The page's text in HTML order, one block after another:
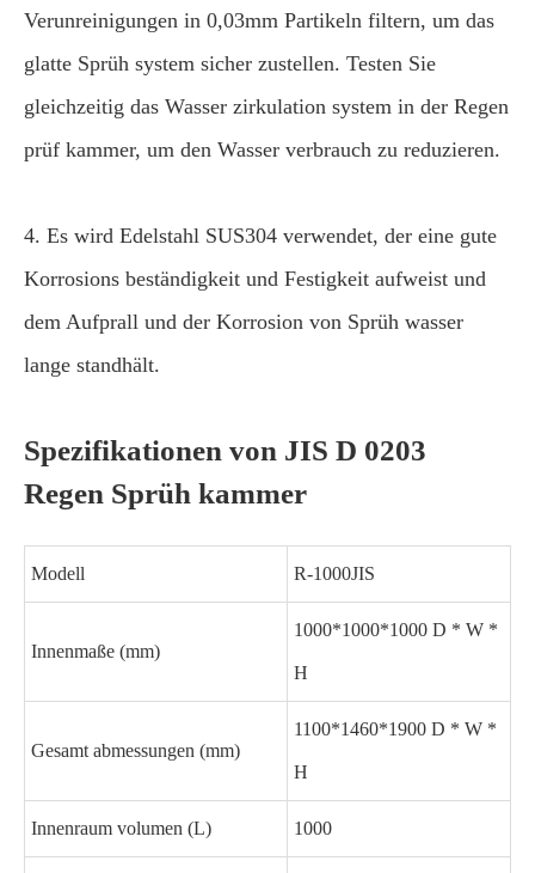
Verunreinigungen in 0,03mm Partikeln filtern, um das
glatte Sprüh system sicher zustellen. Testen Sie
gleichzeitig das Wasser zirkulation system in der Regen
prüf kammer, um den Wasser verbrauch zu reduzieren.
4. Es wird Edelstahl SUS304 verwendet, der eine gute
Korrosions beständigkeit und Festigkeit aufweist und
dem Aufprall und der Korrosion von Sprüh wasser
lange standhält.
Spezifikationen von JIS D 0203
Regen Sprüh kammer
Modell R-1000JIS
Innenmaße (mm)
1000*1000*1000 D * W *
H
Gesamt abmessungen (mm)
1100*1460*1900 D * W *
H
Innenraum volumen (L) 1000